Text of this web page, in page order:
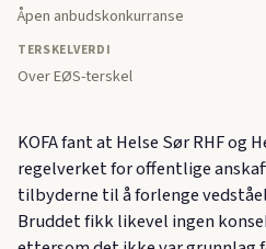
Åpen anbudskonkurranse
TERSKELVERDI
Over EØS-terskel
KOFA fant at Helse Sør RHF og
regelverket for offentlige
tilbyderne til å forlenge
Bruddet fikk likevel ingen